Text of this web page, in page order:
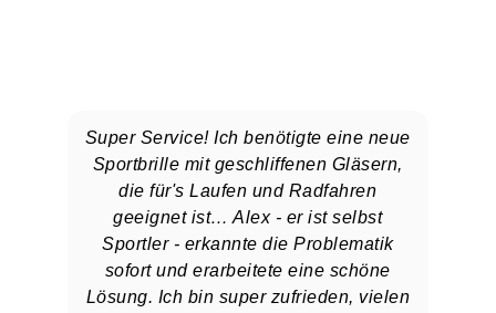
Super Service! Ich benötigte eine neue
Sportbrille mit geschliffenen Gläsern,
die für's Laufen und Radfahren
geeignet ist… Alex - er ist selbst
Sportler - erkannte die Problematik
sofort und erarbeitete eine schöne
Lösung. Ich bin super zufrieden, vielen